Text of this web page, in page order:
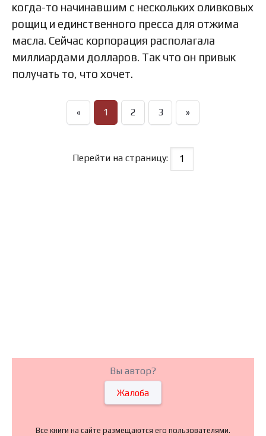
когда-то начинавшим с нескольких оливковых
рощиц и единственного пресса для отжима
масла. Сейчас корпорация располагала
миллиардами долларов. Так что он привык
получать то, что хочет.
« 1 2 3 »
Перейти на страницу:
Вы автор?
Жалоба
Все книги на сайте размещаются его пользователями.